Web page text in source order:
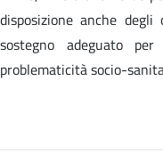
disposizione anche
sostegno adeguato
problematicità socio-